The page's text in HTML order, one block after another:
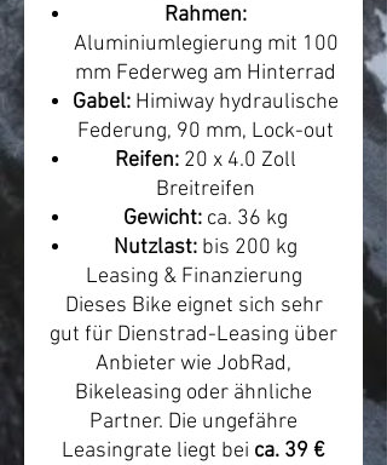
Rahmen:
Aluminiumlegierung mit 100
mm Federweg am Hinterrad
Gabel: Himiway hydraulische
Federung, 90 mm, Lock-out
Reifen: 20 x 4.0 Zoll
Breitreifen
Gewicht: ca. 36 kg
Nutzlast: bis 200 kg
Leasing & Finanzierung
Dieses Bike eignet sich sehr
gut für Dienstrad-Leasing über
Anbieter wie JobRad,
Bikeleasing oder ähnliche
Partner. Die ungefähre
Leasingrate liegt bei ca. 39 €